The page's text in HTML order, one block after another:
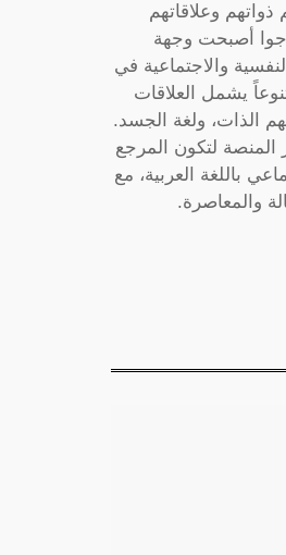
وعلاقاتهم
أصبحت وجهة
والاجتماعية في
يشمل العلاقات
الذات، ولغة الجسد.
لتكون المرجع
باللغة العربية، مع
والمعاصرة.